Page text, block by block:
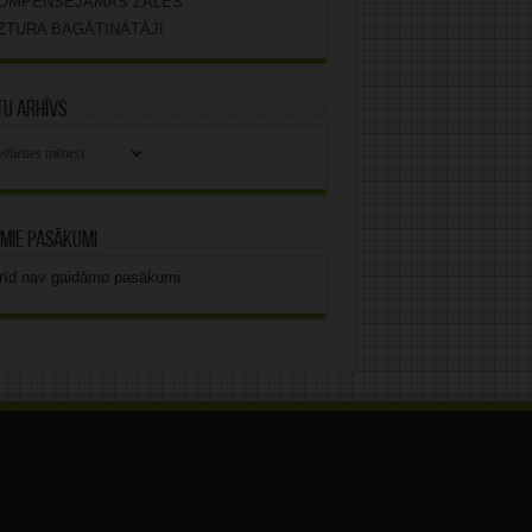
BAGĀTINĀTĀJI
arhīvs
pasākumi
nav gaidāmo pasākumi.